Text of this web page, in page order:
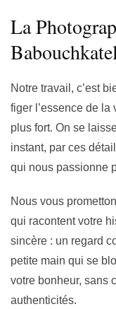
La
Notre travail, c’est
figer l’essence de
plus fort. On se
instant, par ces
qui nous passionne
Nous vous
qui racontent votre
sincère : un regard
petite main qui se
votre bonheur, sans
authenticités.